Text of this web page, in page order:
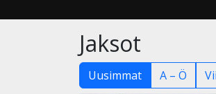
Jaksot
Uusimmat A – Ö